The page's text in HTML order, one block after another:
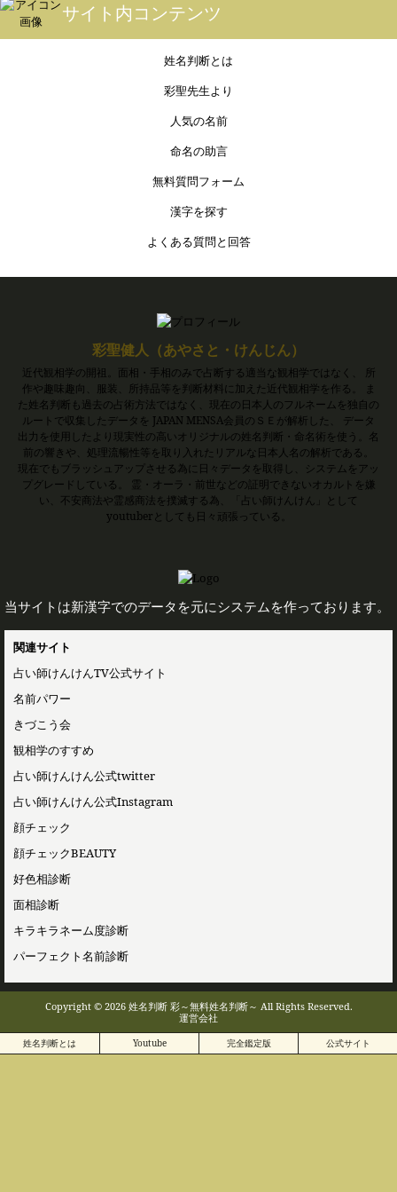
サイト内コンテンツ
姓名判断とは
彩聖先生より
人気の名前
命名の助言
無料質問フォーム
漢字を探す
よくある質問と回答
彩聖健人（あやさと・けんじん）
近代観相学の開祖。面相・手相のみで占断する適当な観相学ではなく、 所
作や趣味趣向、服装、所持品等を判断材料に加えた近代観相学を作る。 ま
た姓名判断も過去の占術方法ではなく、現在の日本人のフルネームを独自の
ルートで収集したデータを JAPAN MENSA会員のＳＥが解析した、 データ
出力を使用したより現実性の高いオリジナルの姓名判断・命名術を使う。名
前の響きや、処理流暢性等を取り入れたリアルな日本人名の解析である。
現在でもブラッシュアップさせる為に日々データを取得し、システムをアッ
プグレードしている。 霊・オーラ・前世などの証明できないオカルトを嫌
い、不安商法や霊感商法を撲滅する為、「占い師けんけん」として
youtuberとしても日々頑張っている。
当サイトは新漢字でのデータを元にシステムを作っております。
関連サイト
占い師けんけんTV公式サイト
名前パワー
きづこう会
観相学のすすめ
占い師けんけん公式twitter
占い師けんけん公式Instagram
顔チェック
顔チェックBEAUTY
好色相診断
面相診断
キラキラネーム度診断
パーフェクト名前診断
Copyright © 2026 姓名判断 彩～無料姓名判断～ All Rights Reserved.
運営会社
姓名判断とは Youtube 完全鑑定版 公式サイト